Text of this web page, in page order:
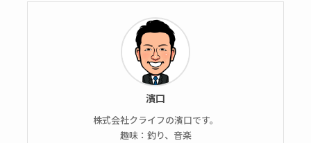
濱口
株式会社クライフの濱口です。
趣味：釣り、音楽